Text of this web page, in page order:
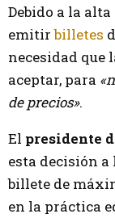
Debido a la
emitirbilletes
necesidad que
aceptar, para
de precios».
El presidente
esta decisión a
billete de
en la práctica